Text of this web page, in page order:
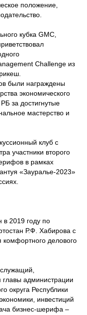
положение,
кубка GMC,
Challenge из
были награждены
экономического
за достигнутые
мастерство и
клуб с
участники второго
в рамках
«Зауралье-2023»
в 2019 году по
Р.Ф. Хабирова с
делового
администрации
округа Республики
инвестиций
бизнес-шерифа –
сайте,
без